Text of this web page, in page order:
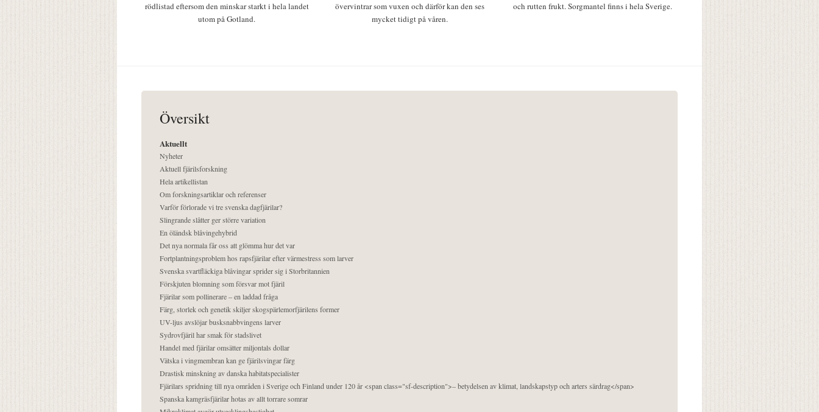
rödlistad eftersom den minskar starkt i hela landet
utom på Gotland.
övervintrar som vuxen och därför kan den ses
mycket tidigt på våren.
och rutten frukt. Sorgmantel finns i hela Sverige.
Översikt
Aktuellt
Nyheter
Aktuell fjärilsforskning
Hela artikellistan
Om forskningsartiklar och referenser
Varför förlorade vi tre svenska dagfjärilar?
Slingrande slåtter ger större variation
En öländsk blåvingehybrid
Det nya normala får oss att glömma hur det var
Fortplantningsproblem hos rapsfjärilar efter värmestress som larver
Svenska svartfläckiga blåvingar sprider sig i Storbritannien
Förskjuten blomning som försvar mot fjäril
Fjärilar som pollinerare – en laddad fråga
Färg, storlek och genetik skiljer skogspärlemorfjärilens former
UV-ljus avslöjar busksnabbvingens larver
Sydrovfjäril har smak för stadslivet
Handel med fjärilar omsätter miljontals dollar
Vätska i vingmembran kan ge fjärilsvingar färg
Drastisk minskning av danska habitatspecialister
Fjärilars spridning till nya områden i Sverige och Finland under 120 år <span class="sf-description">– betydelsen av klimat, landskapstyp och arters särdrag</span>
Spanska kamgräsfjärilar hotas av allt torrare somrar